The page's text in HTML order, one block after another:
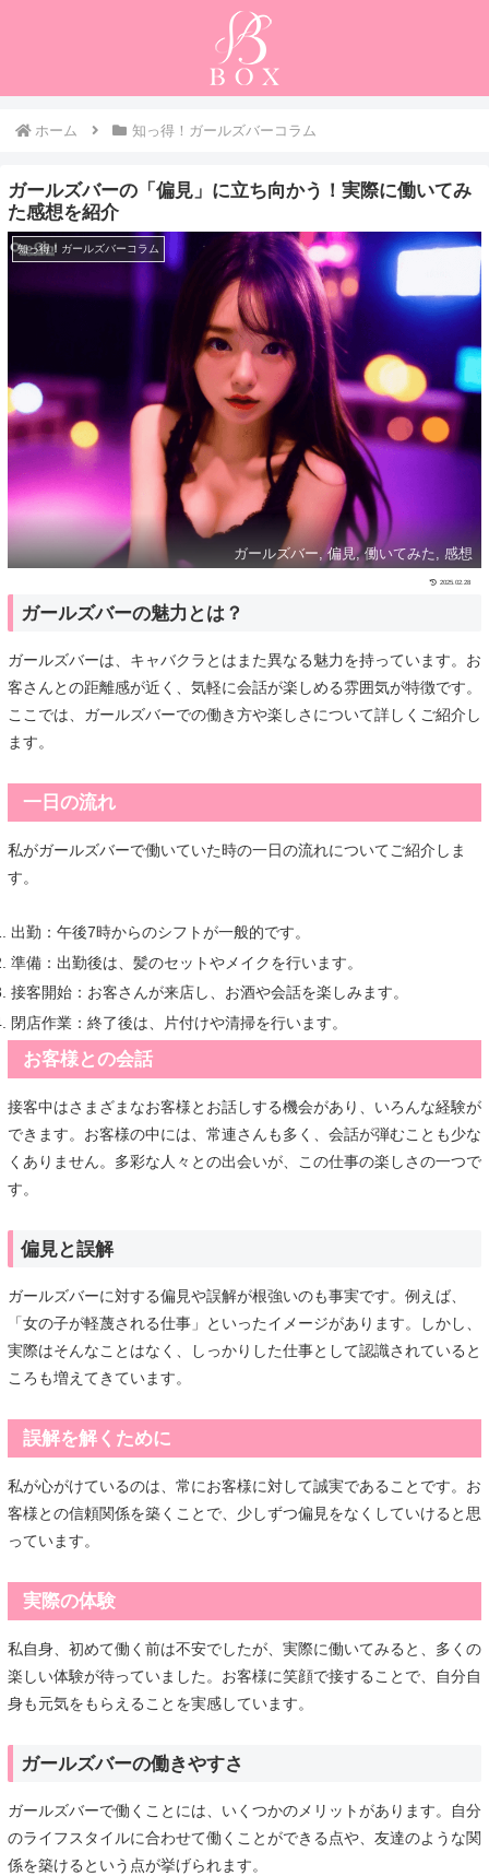
ホーム 知っ得！ガールズバーコラム
ガールズバーの「偏見」に立ち向かう！実際に働いてみ
た感想を紹介
知っ得！ガールズバーコラム
ガールズバー, 偏見, 働いてみた, 感想
2025.02.28
ガールズバーの魅力とは？
ガールズバーは、キャバクラとはまた異なる魅力を持っています。お
客さんとの距離感が近く、気軽に会話が楽しめる雰囲気が特徴です。
ここでは、ガールズバーでの働き方や楽しさについて詳しくご紹介し
ます。
一日の流れ
私がガールズバーで働いていた時の一日の流れについてご紹介しま
す。
出勤：午後7時からのシフトが一般的です。
準備：出勤後は、髪のセットやメイクを行います。
接客開始：お客さんが来店し、お酒や会話を楽しみます。
閉店作業：終了後は、片付けや清掃を行います。
お客様との会話
接客中はさまざまなお客様とお話しする機会があり、いろんな経験が
できます。お客様の中には、常連さんも多く、会話が弾むことも少な
くありません。多彩な人々との出会いが、この仕事の楽しさの一つで
す。
偏見と誤解
ガールズバーに対する偏見や誤解が根強いのも事実です。例えば、
「女の子が軽蔑される仕事」といったイメージがあります。しかし、
実際はそんなことはなく、しっかりした仕事として認識されていると
ころも増えてきています。
誤解を解くために
私が心がけているのは、常にお客様に対して誠実であることです。お
客様との信頼関係を築くことで、少しずつ偏見をなくしていけると思
っています。
実際の体験
私自身、初めて働く前は不安でしたが、実際に働いてみると、多くの
楽しい体験が待っていました。お客様に笑顔で接することで、自分自
身も元気をもらえることを実感しています。
ガールズバーの働きやすさ
ガールズバーで働くことには、いくつかのメリットがあります。自分
のライフスタイルに合わせて働くことができる点や、友達のような関
係を築けるという点が挙げられます。